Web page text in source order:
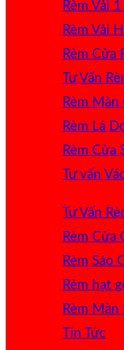
Rèm Vải
Rèm Vải
Rèm Cửa
Tư Vấn
Rèm Màn
Rèm Lá
Rèm Cửa
Tư vấn
Tư Vấn
Rèm Cửa
Rèm Sáo
Rèm hạt
Rèm Màn
Tin Tức